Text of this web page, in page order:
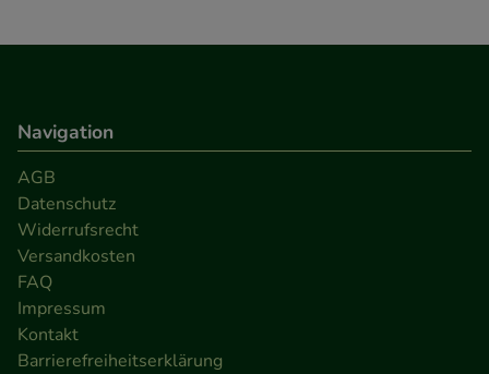
Navigation
AGB
Datenschutz
Widerrufsrecht
Versandkosten
FAQ
Impressum
Kontakt
Barrierefreiheitserklärung